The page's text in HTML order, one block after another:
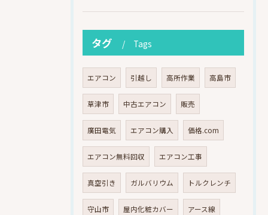
タグ Tags
エアコン 引越し 高所作業 高島市
草津市 中古エアコン 販売
廣田電気 エアコン購入 価格.com
エアコン無料回収 エアコン工事
真空引き ガルバリウム トルクレンチ
守山市 屋内化粧カバー アース線